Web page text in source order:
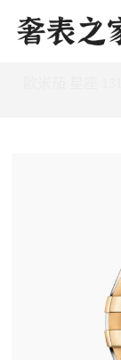
跳
至